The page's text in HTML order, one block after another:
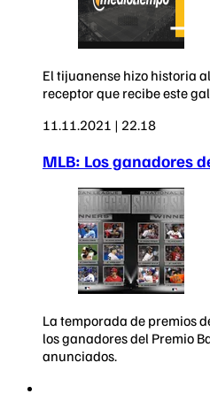
El tijuanense hizo historia
receptor que recibe este
11.11.2021 | 22.18
MLB: Los ganadores
La temporada de premios
los ganadores del Premio
anunciados.